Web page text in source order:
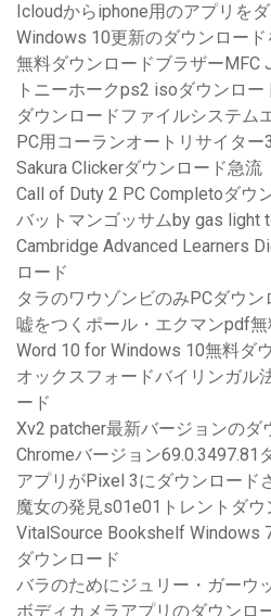
Icloudからiphone用のアプリを
Windows 10更新のダウンロー
無料ダウンロードブラザーMFC
トニーホークps2 isoダウンロー
ダウンロードファイルシステム
PC用コーランオートリサイタ
Sakura Clickerダウンロード急流
Call of Duty 2 PC Completoダウ
バットマンゴッサムby gas light
Cambridge Advanced Learners
ロード
タラのワウゾンビのみPCダウン
嘘をつくポール・エクマンpdf
Word 10 for Windows 10無料ダ
オックスフォードバイリンガル
ード
Xv2 patcher最新バージョンのダ
Chromeバージョン69.0.3497.81
アプリがPixel 3にダウンロード
魔女の発見s01e01トレントダウ
VitalSource Bookshelf Windows
ダウンロード
バラのためにジュリー・ガーウ
ボディカメラアプリのダウンロ